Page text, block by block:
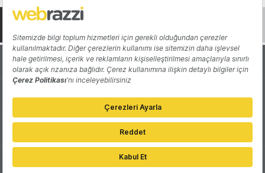
Hakkında Yazarlar
Katkıda Bulun Reklam